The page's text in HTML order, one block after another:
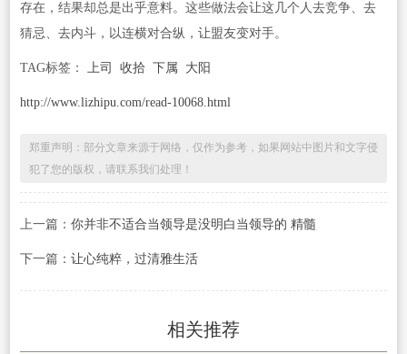
存在，结果却总是出乎意料。这些做法会让这几个人去竞争、去
猜忌、去内斗，以连横对合纵，让盟友变对手。
TAG标签： 上司 收拾 下属 大阳
http://www.lizhipu.com/read-10068.html
郑重声明：部分文章来源于网络，仅作为参考，如果网站中图片和文字侵
犯了您的版权，请联系我们处理！
上一篇： 你并非不适合当领导是没明白当领导的 精髓
下一篇： 让心纯粹，过清雅生活
相关推荐